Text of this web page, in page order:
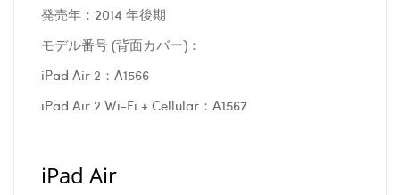
発売年：2014 年後期
モデル番号 (背面カバー)：
iPad Air 2：A1566
iPad Air 2 Wi-Fi + Cellular：A1567
iPad Air